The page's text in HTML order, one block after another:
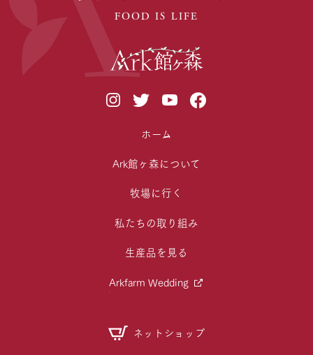
FOOD IS LIFE
ホーム
Ark館ヶ森について
牧場に行く
私たちの取り組み
生産品を見る
Arkfarm Wedding
ネットショップ